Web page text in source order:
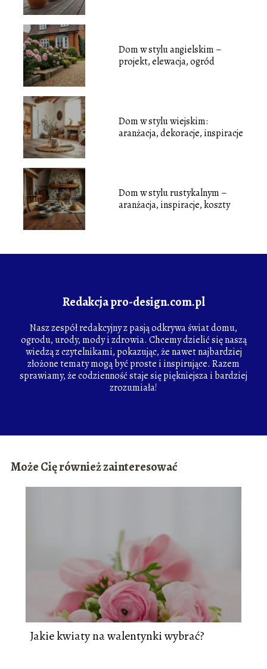
Dom w stylu angielskim –
projekt, elewacja, ogród
Dom w stylu wiejskim:
aranżacja, dekoracje, inspiracje
Dom w stylu rustykalnym –
aranżacja, inspiracje, koszty
Redakcja pro-design.com.pl
Nasz zespół redakcyjny z pasją odkrywa świat domu,
ogrodu, urody, mody i zdrowia. Chcemy dzielić się naszą
wiedzą z czytelnikami, pokazując, że nawet najbardziej
złożone tematy mogą być proste i inspirujące. Razem
sprawiamy, że codzienność staje się piękniejsza i bardziej
zrozumiała!
Może Cię również zainteresować
Jakie kwiaty na walentynki wybrać?